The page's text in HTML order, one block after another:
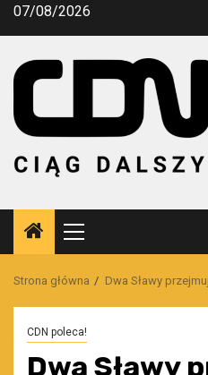
Przejdź
07/08/2026
Menu
główne
Strona główna Dwa Sławy
CDN poleca!
Dwa Sławy